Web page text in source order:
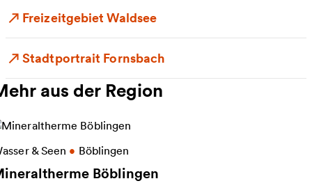
Freizeitgebiet Waldsee
Stadtportrait Fornsbach
aus der Region
& Seen • Böblingen
Böblingen
Informationen zu Mineraltherme Böblingen